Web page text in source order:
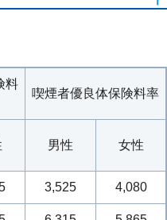
になっておりません。
月）
険契約の型：Ⅲ型)］基準給
料
喫煙者優良体保険料率
男性 女性
3,525 4,080